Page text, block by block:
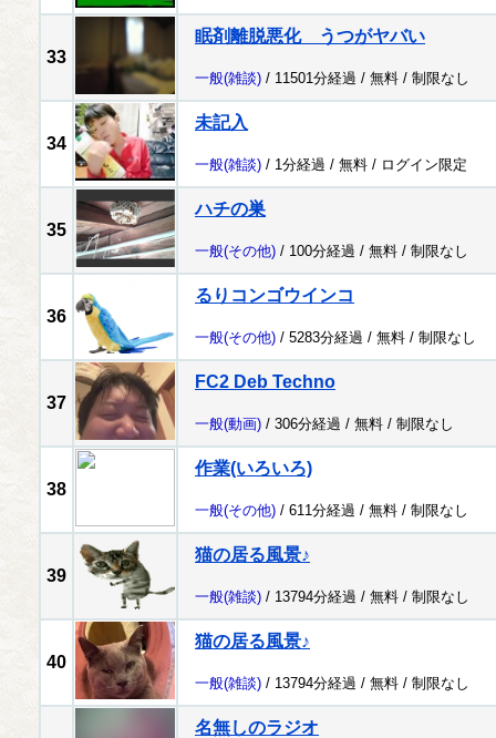
33
眠剤離脱悪化 うつがヤバい
一般(雑談) / 11501分経過 / 無料 / 制限なし
34
未記入
一般(雑談) / 1分経過 / 無料 / ログイン限定
35
ハチの巣
一般(その他) / 100分経過 / 無料 / 制限なし
36
るりコンゴウインコ
一般(その他) / 5283分経過 / 無料 / 制限なし
37
FC2 Deb Techno
一般(動画) / 306分経過 / 無料 / 制限なし
38
作業(いろいろ)
一般(その他) / 611分経過 / 無料 / 制限なし
39
猫の居る風景♪
一般(雑談) / 13794分経過 / 無料 / 制限なし
40
猫の居る風景♪
一般(雑談) / 13794分経過 / 無料 / 制限なし
名無しのラジオ